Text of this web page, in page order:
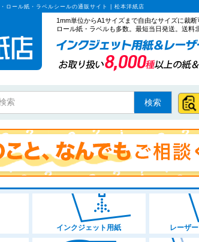
ロール紙・ラベルシールの通販サイト | 松本洋紙店
1mm単位からA1サイズまで自由なサイズに裁
ロール紙・ラベルも多数。最短当日発送。送料
検索
インクジェット用紙 レーザ